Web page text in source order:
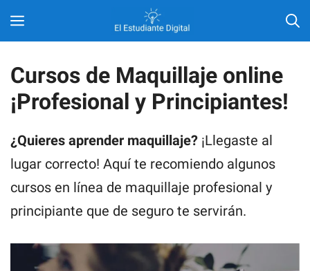
Saltar
MENÚ
Cursos de Maquillaje online
¡Profesional y Principiantes!
¿Quieres aprender maquillaje? ¡Llegaste al
lugar correcto! Aquí te recomiendo algunos
cursos en línea de maquillaje profesional y
principiante que de seguro te servirán.